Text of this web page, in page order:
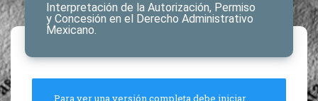
Interpretación de la Autorización, Permiso
y Concesión en el Derecho Administrativo
Mexicano.
Para ver una versión completa debe iniciar